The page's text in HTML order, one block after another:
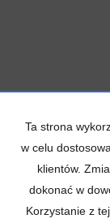
Ta strona
w celu
klientów.
dokonać w
Korzystanie z